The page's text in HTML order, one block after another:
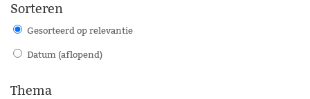
Sorteren
Gesorteerd op relevantie
Datum (aflopend)
Thema